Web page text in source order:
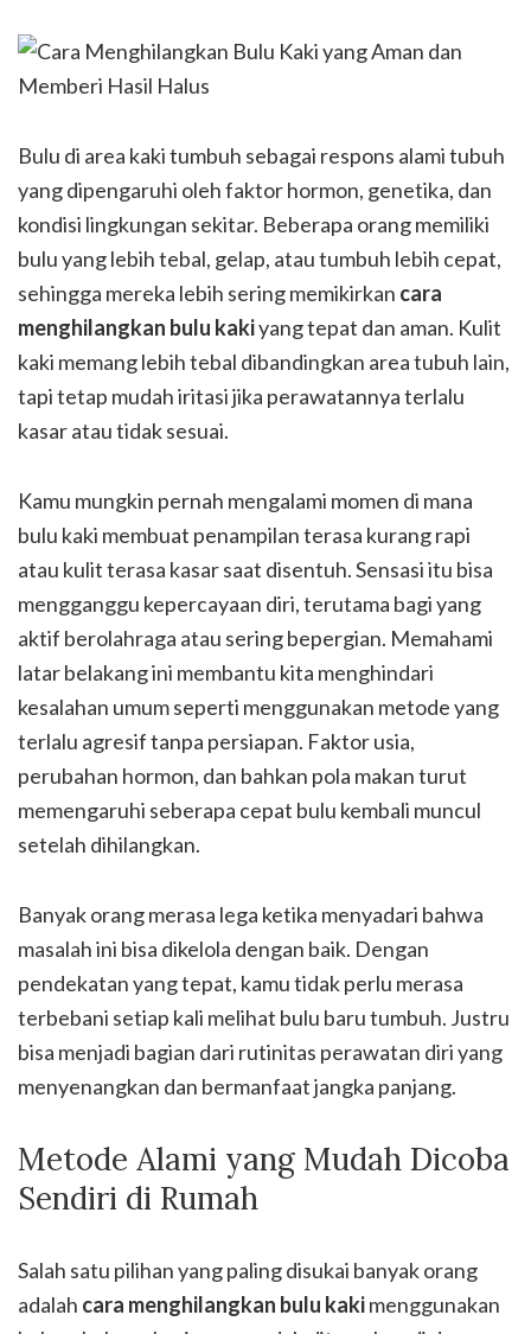
Bulu di area kaki tumbuh sebagai respons alami tubuh
yang dipengaruhi oleh faktor hormon, genetika, dan
kondisi lingkungan sekitar. Beberapa orang memiliki
bulu yang lebih tebal, gelap, atau tumbuh lebih cepat,
sehingga mereka lebih sering memikirkan cara
menghilangkan bulu kakiyang tepat dan aman. Kulit
kaki memang lebih tebal dibandingkan area tubuh lain,
tapi tetap mudah iritasi jika perawatannya terlalu
kasar atau tidak sesuai.
Kamu mungkin pernah mengalami momen di mana
bulu kaki membuat penampilan terasa kurang rapi
atau kulit terasa kasar saat disentuh. Sensasi itu bisa
mengganggu kepercayaan diri, terutama bagi yang
aktif berolahraga atau sering bepergian. Memahami
latar belakang ini membantu kita menghindari
kesalahan umum seperti menggunakan metode yang
terlalu agresif tanpa persiapan. Faktor usia,
perubahan hormon, dan bahkan pola makan turut
memengaruhi seberapa cepat bulu kembali muncul
setelah dihilangkan.
Banyak orang merasa lega ketika menyadari bahwa
masalah ini bisa dikelola dengan baik. Dengan
pendekatan yang tepat, kamu tidak perlu merasa
terbebani setiap kali melihat bulu baru tumbuh. Justru
bisa menjadi bagian dari rutinitas perawatan diri yang
menyenangkan dan bermanfaat jangka panjang.
Metode Alami yang Mudah Dicoba
Sendiri di Rumah
Salah satu pilihan yang paling disukai banyak orang
adalah cara menghilangkan bulu kakimenggunakan